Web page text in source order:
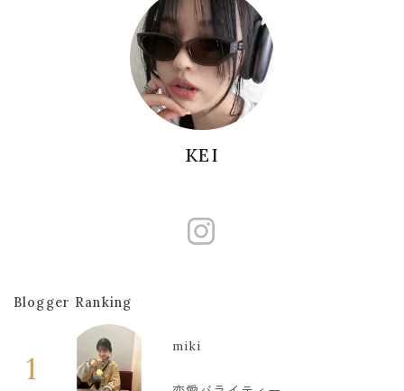
KEI
Blogger Ranking
1
miki